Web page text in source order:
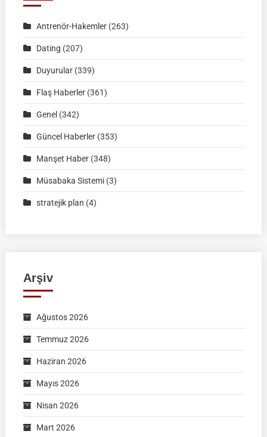
02
2026
Müsabaka
Ön
Formu
Antrenör-Hakemler(263)
Dating (207)
Duyurular(339)
Flaş Haberler(361)
Genel (342)
Güncel Haberler(353)
Manşet Haber(348)
Müsabaka Sistemi(3)
stratejik plan (4)
Arşiv
Ağustos 2026
Temmuz 2026
Haziran 2026
Mayıs 2026
Nisan 2026
Mart 2026